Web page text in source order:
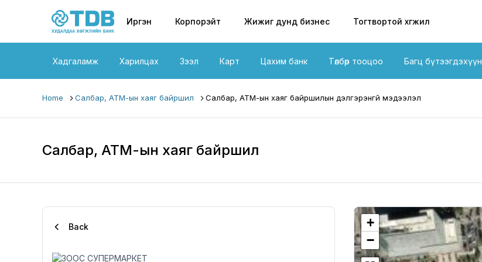
Иргэн Корпорэйт Жижиг дунд бизнес Тогтвортой хөгжил
Хадгаламж Харилцах Зээл Карт Цахим банк Төлбөр тооцоо Багц бүтээгдэхүүн
Home Салбар, АТМ-ын хаяг байршил Салбар, АТМ-ын хаяг байршилын дэлгэрэнгүй мэдээлэл
Салбар, АТМ-ын хаяг байршил
Back
+
−